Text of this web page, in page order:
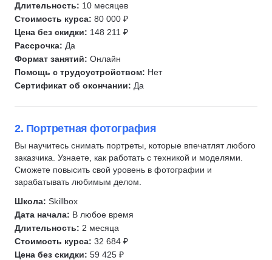
Вязание
Написание музыки
Звукорежиссура
Фотограф
Радиоведущий
Издательское дело
Длительность: 10 месяцев
Стоимость курса: 80 000 ₽
Цена без скидки: 148 211 ₽
Рассрочка: Да
Формат занятий: Онлайн
Помощь с трудоустройством: Нет
Сертификат об окончании: Да
2. Портретная фотография
Вы научитесь снимать портреты, которые впечатлят любого
заказчика. Узнаете, как работать с техникой и моделями.
Сможете повысить свой уровень в фотографии и
зарабатывать любимым делом.
Школа: Skillbox
Дата начала: В любое время
Длительность: 2 месяца
Стоимость курса: 32 684 ₽
Цена без скидки: 59 425 ₽